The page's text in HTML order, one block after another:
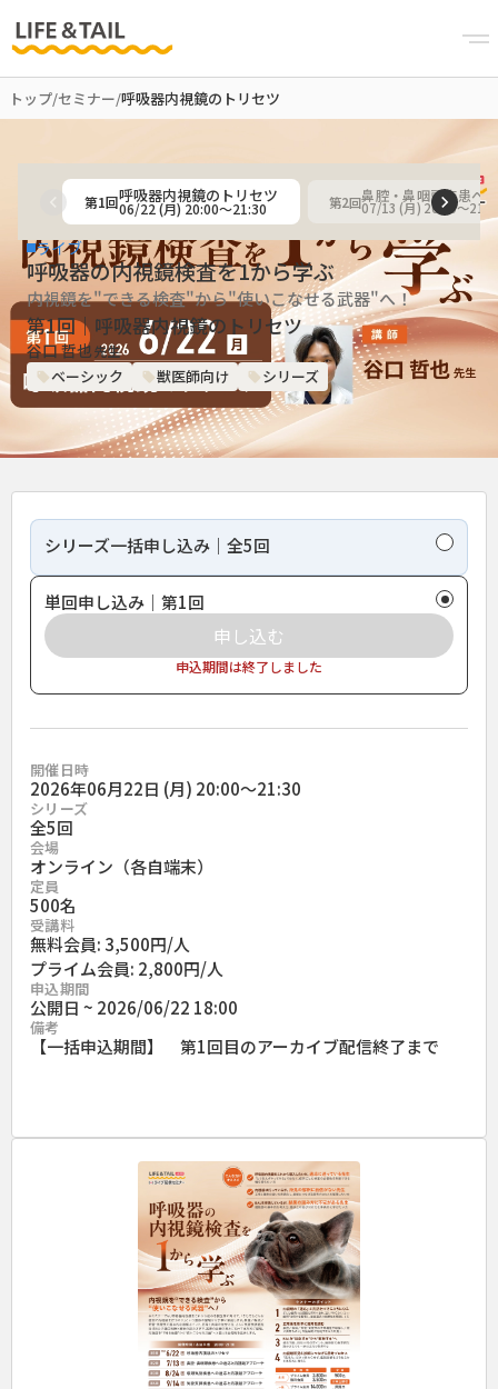
トップ/セミナー/呼吸器内視鏡のトリセツ
第1回呼吸器内視鏡のトリセツ
06/22 (月) 20:00〜21:30 第2回07/13 (月) 20:00〜
ライブ
呼吸器の内視鏡検査を1から学ぶ
内視鏡を"できる検査"から"使いこなせる武器"へ！
第1回｜呼吸器内視鏡のトリセツ
谷口 哲也先生
ベーシック 獣医師向け シリーズ
シリーズ一括申し込み｜全5回
単回申し込み｜第1回
申し込む
申込期間は終了しました
開催日時
2026年06月22日 (月) 20:00〜21:30
シリーズ
全5回
会場
オンライン（各自端末）
定員
500名
受講料
無料会員: 3,500円/人
プライム会員: 2,800円/人
申込期間
公開日 ~ 2026/06/22 18:00
備考
【一括申込期間】 第1回目のアーカイブ配信終了まで